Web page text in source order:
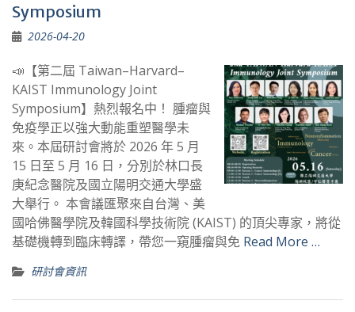
Symposium
2026-04-20
📣【第二屆 Taiwan–Harvard–
KAIST Immunology Joint
Symposium】熱烈報名中！ 腫瘤與
免疫學正以強大動能重塑醫學未
來。本屆研討會將於 2026 年 5 月
15 日至 5 月 16 日，分別於林口長
庚紀念醫院及國立陽明交通大學盛
大舉行。 本會議匯聚來自台灣、美
國哈佛醫學院及韓國科學技術院 (KAIST) 的頂尖專家，將從
基礎機轉到臨床轉譯，帶您一窺腫瘤與免 Read More …
研討會資訊